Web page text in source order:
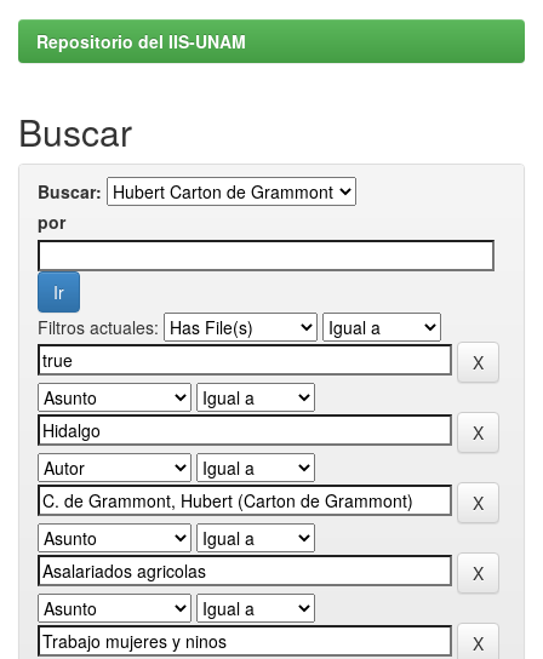
Repositorio del IIS-UNAM
Buscar
Buscar:
por
Filtros actuales: